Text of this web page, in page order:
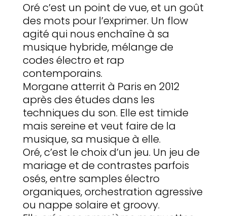
Oré c’est un point de vue, et un goût
des mots pour l’exprimer. Un flow
agité qui nous enchaîne à sa
musique hybride, mélange de
codes électro et rap
contemporains.
Morgane atterrit à Paris en 2012
après des études dans les
techniques du son. Elle est timide
mais sereine et veut faire de la
musique, sa musique à elle.
Oré, c’est le choix d’un jeu. Un jeu de
mariage et de contrastes parfois
osés, entre samples électro
organiques, orchestration agressive
ou nappe solaire et groovy.